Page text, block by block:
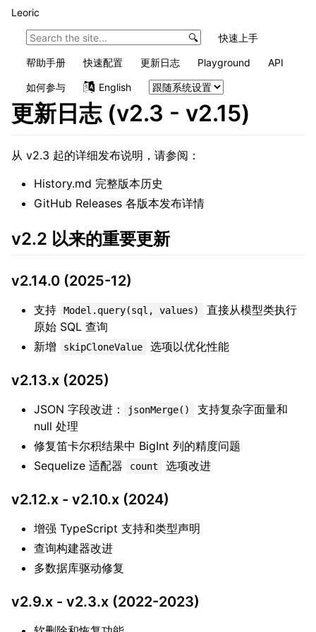
Leoric
快速上手
帮助手册 快速配置 更新日志 Playground API
如何参与 English
更新日志 (v2.3 - v2.15)
从 v2.3 起的详细发布说明，请参阅：
History.md 完整版本历史
GitHub Releases 各版本发布详情
v2.2 以来的重要更新
v2.14.0 (2025-12)
支持 Model.query(sql, values)
直接从模型类执行
原始 SQL 查询
新增
skipCloneValue 选项以优化性能
v2.13.x (2025)
JSON 字段改进： jsonMerge()
支持复杂字面量和
null 处理
修复笛卡尔积结果中 BigInt 列的精度问题
Sequelize 适配器
count 选项改进
v2.12.x - v2.10.x (2024)
增强 TypeScript 支持和类型声明
查询构建器改进
多数据库驱动修复
v2.9.x - v2.3.x (2022-2023)